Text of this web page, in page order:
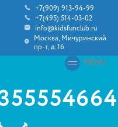
+7(909) 913-94-99
+7(495) 514-03-02
info@kidsfunclub.ru
Москва, Мичуринский
пр-т, д. 16
MENU